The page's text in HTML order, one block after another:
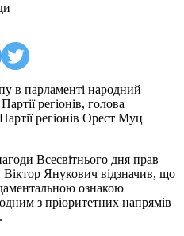
в парламенті народний
регіонів, голова
регіонів Орест Муц
Всесвітнього дня прав
Янукович відзначив, що
ознакою
з пріоритетних напрямів